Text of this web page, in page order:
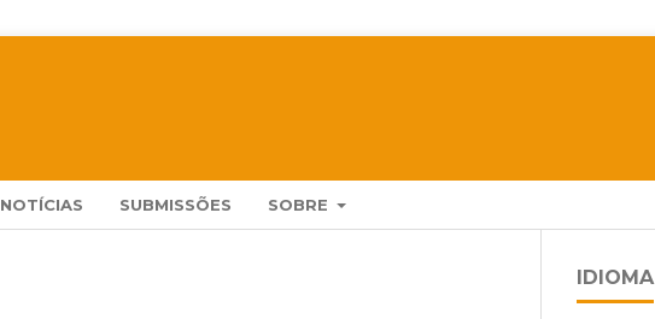
NOTÍCIAS SUBMISSÕES SOBRE
IDIOMA